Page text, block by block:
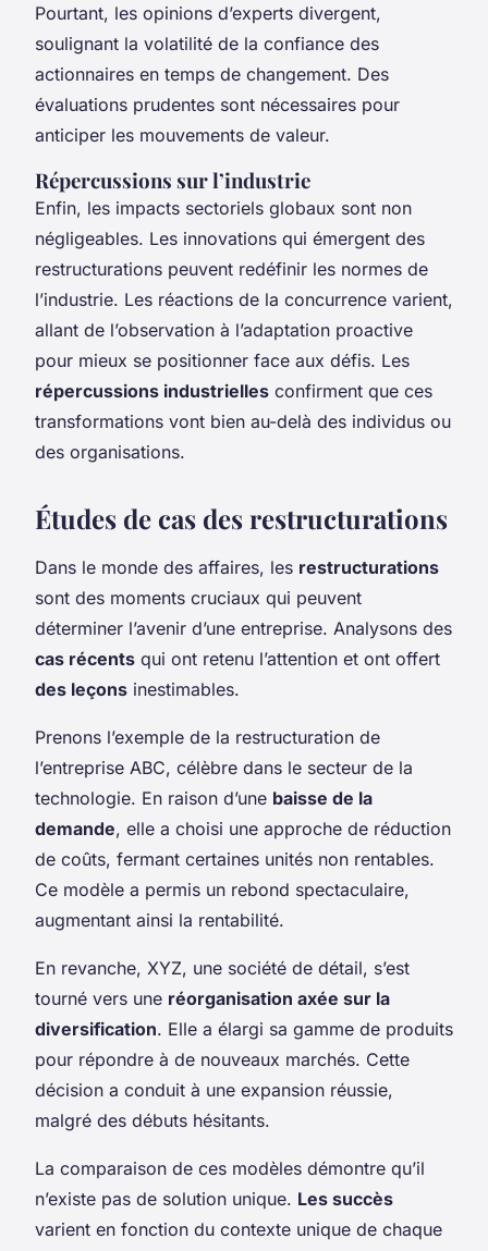
Pourtant, les opinions d’experts divergent,
soulignant la volatilité de la confiance des
actionnaires en temps de changement. Des
évaluations prudentes sont nécessaires pour
anticiper les mouvements de valeur.
Répercussions sur l’industrie
Enfin, les impacts sectoriels globaux sont non
négligeables. Les innovations qui émergent des
restructurations peuvent redéfinir les normes de
l’industrie. Les réactions de la concurrence varient,
allant de l’observation à l’adaptation proactive
pour mieux se positionner face aux défis. Les
répercussions industrielles confirment que ces
transformations vont bien au-delà des individus ou
des organisations.
Études de cas des restructurations
Dans le monde des affaires, les restructurations
sont des moments cruciaux qui peuvent
déterminer l’avenir d’une entreprise. Analysons des
cas récents qui ont retenu l’attention et ont offert
des leçons inestimables.
Prenons l’exemple de la restructuration de
l’entreprise ABC, célèbre dans le secteur de la
technologie. En raison d’une baisse de la
demande, elle a choisi une approche de réduction
de coûts, fermant certaines unités non rentables.
Ce modèle a permis un rebond spectaculaire,
augmentant ainsi la rentabilité.
En revanche, XYZ, une société de détail, s’est
tourné vers une réorganisation axée sur la
diversification. Elle a élargi sa gamme de produits
pour répondre à de nouveaux marchés. Cette
décision a conduit à une expansion réussie,
malgré des débuts hésitants.
La comparaison de ces modèles démontre qu’il
n’existe pas de solution unique. Les succès
varient en fonction du contexte unique de chaque